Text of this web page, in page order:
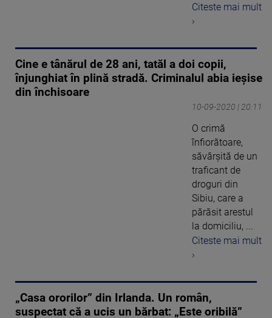
Citeste mai mult
›
Cine e tânărul de 28 ani, tatăl a doi copii,
înjunghiat în plină stradă. Criminalul abia ieșise
din închisoare
10-09-2020 | 20:11
O crimă
înfiorătoare,
săvârşită de un
traficant de
droguri din
Sibiu, care a
părăsit arestul
la domiciliu, ...
Citeste mai mult
›
„Casa ororilor” din Irlanda. Un român,
suspectat că a ucis un bărbat: „Este oribilă”